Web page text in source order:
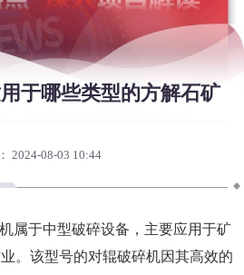
于哪些类型的方解石矿
2024-08-03 10:44
属于中型破碎设备，主要应用于矿
。该型号的对辊破碎机因其高效的